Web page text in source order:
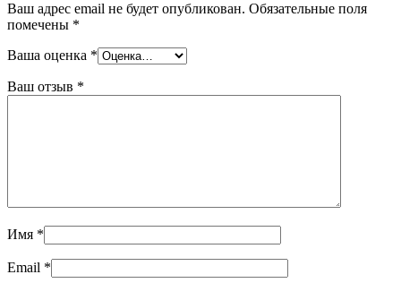
Ваш адрес email не будет опубликован. Обязательные поля
помечены *
Ваша оценка *
Ваш отзыв *
Имя *
Email *